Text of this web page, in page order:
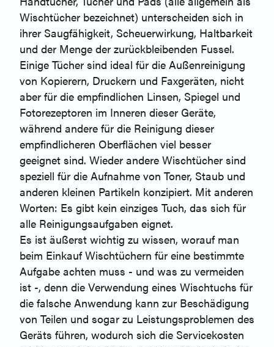
Wischtücher bezeichnet) unterscheiden sich in
ihrer Saugfähigkeit, Scheuerwirkung, Haltbarkeit
und der Menge der zurückbleibenden Fussel.
Einige Tücher sind ideal für die Außenreinigung
von Kopierern, Druckern und Faxgeräten, nicht
aber für die empfindlichen Linsen, Spiegel und
Fotorezeptoren im Inneren dieser Geräte,
während andere für die Reinigung dieser
empfindlicheren Oberflächen viel besser
geeignet sind. Wieder andere Wischtücher sind
speziell für die Aufnahme von Toner, Staub und
anderen kleinen Partikeln konzipiert. Mit anderen
Worten: Es gibt kein einziges Tuch, das sich für
alle Reinigungsaufgaben eignet.
Es ist äußerst wichtig zu wissen, worauf man
beim Einkauf Wischtüchern für eine bestimmte
Aufgabe achten muss - und was zu vermeiden
ist -, denn die Verwendung eines Wischtuchs für
die falsche Anwendung kann zur Beschädigung
von Teilen und sogar zu Leistungsproblemen des
Geräts führen, wodurch sich die Servicekosten